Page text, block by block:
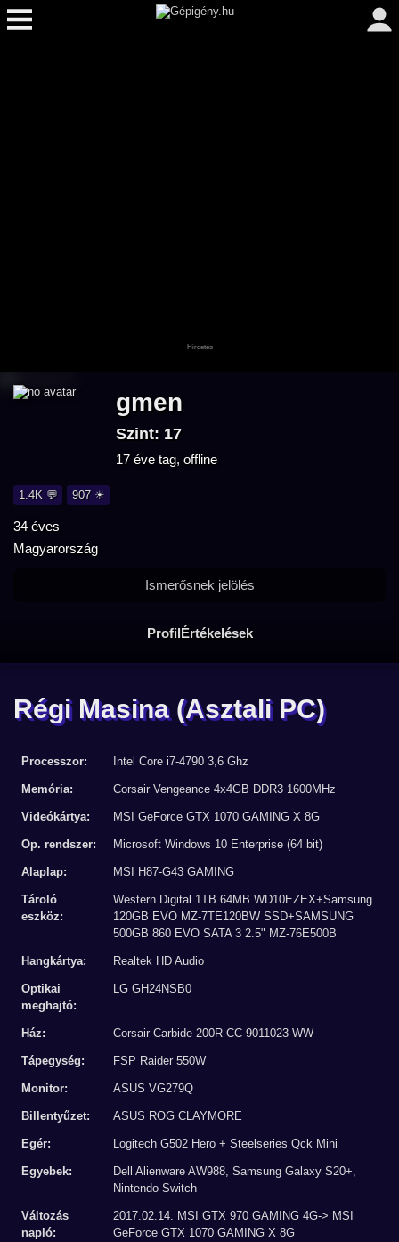
gmen
Szint: 17
17 éve tag, offline
1.4K 💬 907 ☀
34 éves
Magyarország
ProfilÉrtékelések
Ismerősnek jelölés
Régi Masina (Asztali PC)
Processzor: Intel Core i7-4790 3,6 Ghz
Memória: Corsair Vengeance 4x4GB DDR3 1600MHz
Videókártya: MSI GeForce GTX 1070 GAMING X 8G
Op. rendszer: Microsoft Windows 10 Enterprise (64 bit)
Alaplap: MSI H87-G43 GAMING
Tároló
eszköz:
Western Digital 1TB 64MB WD10EZEX+Samsung
120GB EVO MZ-7TE120BW SSD+SAMSUNG
500GB 860 EVO SATA 3 2.5" MZ-76E500B
Hangkártya: Realtek HD Audio
Optikai
meghajtó:
LG GH24NSB0
Ház: Corsair Carbide 200R CC-9011023-WW
Tápegység: FSP Raider 550W
Monitor: ASUS VG279Q
Billentyűzet: ASUS ROG CLAYMORE
Egér: Logitech G502 Hero + Steelseries Qck Mini
Egyebek:
Dell Alienware AW988, Samsung Galaxy S20+,
Nintendo Switch
Változás
napló:
2017.02.14. MSI GTX 970 GAMING 4G-> MSI
GeForce GTX 1070 GAMING X 8G